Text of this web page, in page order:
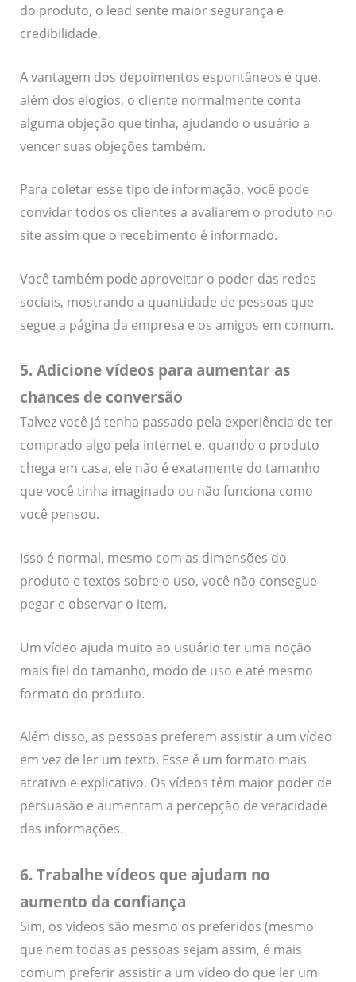
do produto, o lead sente maior segurança e
credibilidade.
A vantagem dos depoimentos espontâneos é que,
além dos elogios, o cliente normalmente conta
alguma objeção que tinha, ajudando o usuário a
vencer suas objeções também.
Para coletar esse tipo de informação, você pode
convidar todos os clientes a avaliarem o produto no
site assim que o recebimento é informado.
Você também pode aproveitar o poder das redes
sociais, mostrando a quantidade de pessoas que
segue a página da empresa e os amigos em comum.
5. Adicione vídeos para aumentar as
chances de conversão
Talvez você já tenha passado pela experiência de ter
comprado algo pela internet e, quando o produto
chega em casa, ele não é exatamente do tamanho
que você tinha imaginado ou não funciona como
você pensou.
Isso é normal, mesmo com as dimensões do
produto e textos sobre o uso, você não consegue
pegar e observar o item.
Um vídeo ajuda muito ao usuário ter uma noção
mais fiel do tamanho, modo de uso e até mesmo
formato do produto.
Além disso, as pessoas preferem assistir a um vídeo
em vez de ler um texto. Esse é um formato mais
atrativo e explicativo. Os vídeos têm maior poder de
persuasão e aumentam a percepção de veracidade
das informações.
6. Trabalhe vídeos que ajudam no
aumento da confiança
Sim, os vídeos são mesmo os preferidos (mesmo
que nem todas as pessoas sejam assim, é mais
comum preferir assistir a um vídeo do que ler um